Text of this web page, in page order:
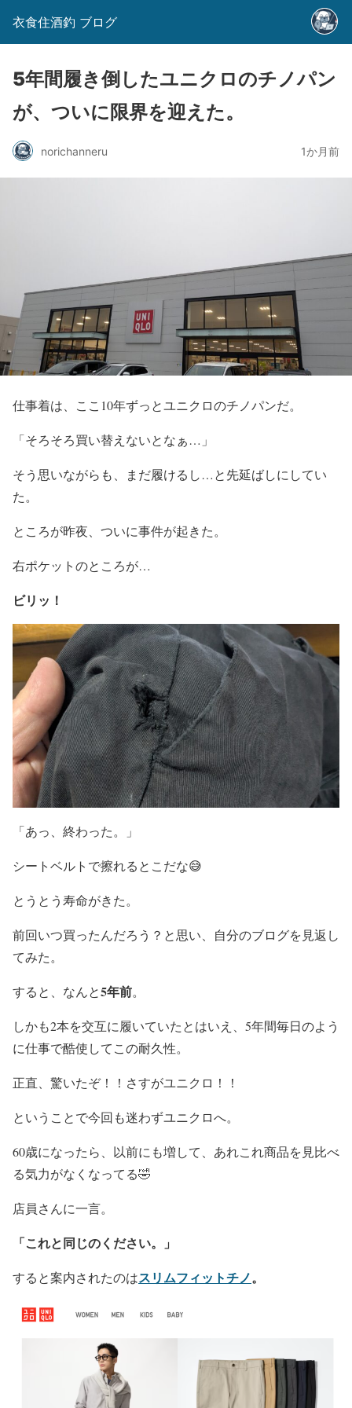
衣食住酒釣 ブログ
5年間履き倒したユニクロのチノパン
が、ついに限界を迎えた。
norichanneru 1か月前
仕事着は、ここ10年ずっとユニクロのチノパンだ。
「そろそろ買い替えないとなぁ…」
そう思いながらも、まだ履けるし…と先延ばしにしてい
た。
ところが昨夜、ついに事件が起きた。
右ポケットのところが…
ビリッ！
「あっ、終わった。」
シートベルトで擦れるとこだな😅
とうとう寿命がきた。
前回いつ買ったんだろう？と思い、自分のブログを見返し
てみた。
すると、なんと5年前。
しかも2本を交互に履いていたとはいえ、5年間毎日のよう
に仕事で酷使してこの耐久性。
正直、驚いたぞ！！さすがユニクロ！！
ということで今回も迷わずユニクロへ。
60歳になったら、以前にも増して、あれこれ商品を見比べ
る気力がなくなってる🤣
店員さんに一言。
「これと同じのください。」
すると案内されたのはスリムフィットチノ。